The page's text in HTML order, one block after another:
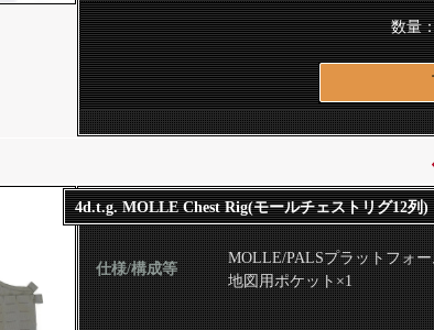
数量
4d.t.g. MOLLE Chest Rig(モールチェストリグ12列)
仕様/構成等
MOLLE/PALSプラットフォ
地図用ポケット×1